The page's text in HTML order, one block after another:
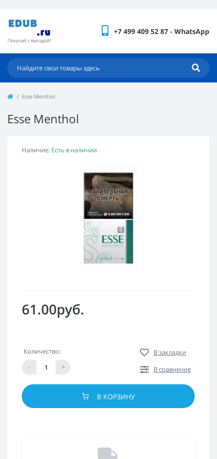
+7 499 409 52 87 - WhatsApp
Esse Menthol
Esse Menthol
Наличие: Есть в наличии
61.00руб.
Количество:
-
+
В закладки
В сравнение
В КОРЗИНУ